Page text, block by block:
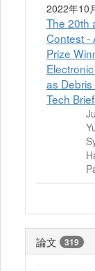
2022年10
The 20th
Contest -
Prize
as
Tech
論文 319